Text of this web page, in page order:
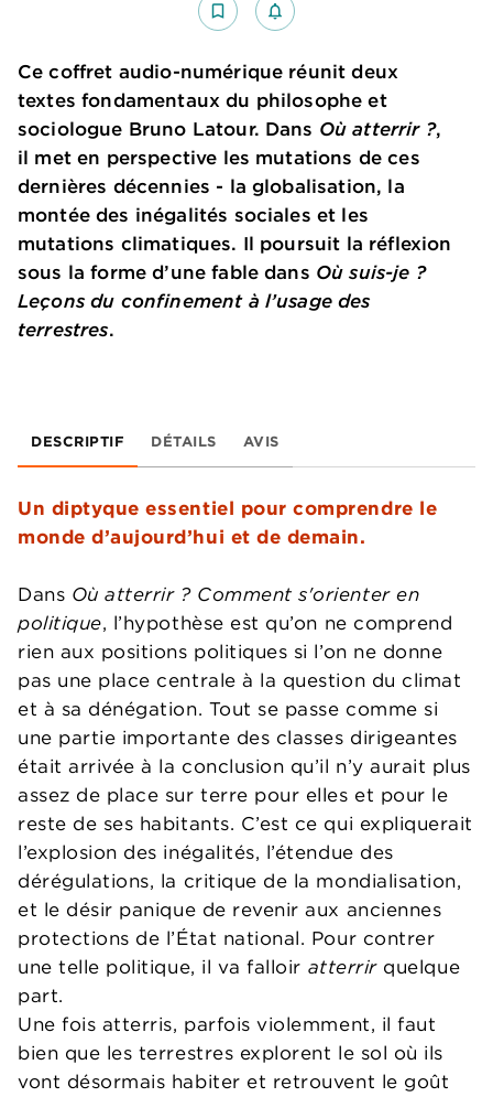
bookmark_border notifications_none_outlined
Ce coffret audio-numérique réunit deux
textes fondamentaux du philosophe et
sociologue Bruno Latour. Dans Où atterrir ?,
il met en perspective les mutations de ces
dernières décennies - la globalisation, la
montée des inégalités sociales et les
mutations climatiques. Il poursuit la réflexion
sous la forme d’une fable dans Où suis-je ?
Leçons du confinement à l’usage des
terrestres.
DESCRIPTIF DÉTAILS AVIS
Un diptyque essentiel pour comprendre le
monde d’aujourd’hui et de demain.
Dans Où atterrir ? Comment s'orienter en
politique, l’hypothèse est qu’on ne comprend
rien aux positions politiques si l’on ne donne
pas une place centrale à la question du climat
et à sa dénégation. Tout se passe comme si
une partie importante des classes dirigeantes
était arrivée à la conclusion qu’il n’y aurait plus
assez de place sur terre pour elles et pour le
reste de ses habitants. C’est ce qui expliquerait
l’explosion des inégalités, l’étendue des
dérégulations, la critique de la mondialisation,
et le désir panique de revenir aux anciennes
protections de l’État national. Pour contrer
une telle politique, il va falloir atterrirquelque
part.
Une fois atterris, parfois violemment, il faut
bien que les terrestres explorent le sol où ils
vont désormais habiter et retrouvent le goût